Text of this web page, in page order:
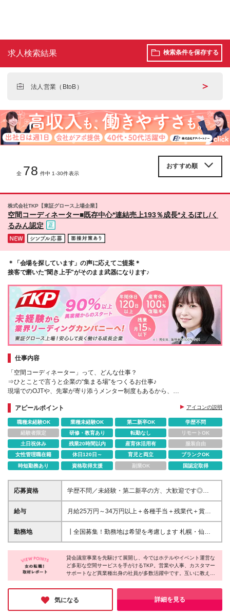
求人検索結果 検索条件を保存する
法人営業（BtoB） ＞
全 78 件中 1-30件表示
株式会社TKP【東証グロース上場企業】
空間コーディネーター■既存中心*連結売上193％成長*えるぼし/く
るみん認定
＊「会場を探しています」の声に応えてご提案＊
接客で磨いた"聞き上手"がそのまま武器になります♪
仕事内容
「空間コーディネーター」って、どんな仕事？
⇒ひとことで言うと企業の“集まる場”をつくるお仕事♪
現場でのOJTや、先輩が寄り添うメンター制度もあるから、
アピールポイント
アイコンの説明
職種未経験OK 業種未経験OK 第二新卒OK
学歴不問
経験者限定
研修・教育あり 転勤なし
リモートOK
土日祝休み
残業20時間以内 産育休活用有
服装自由
女性管理職在籍
休日120日～ 育児と両立
ブランクOK
時短勤務あり
資格取得支援 副業OK 国認定取得
応募資格
学歴不問／未経験・第二新卒の方、大歓迎です◎
「営業ってなんだか難しそう…」と感じる方も、心配
いりません。 入社後は研修やOJTがあるので、知識ゼ
チェンジを応援】 外勤営業として活躍してきたが、
営業経験を活かしながら内勤営業として働き方をシフ
し、その分顧客への提案や関係構築に集中できます。
【先輩の転職理由をご紹介】 ○30歳／旅行代理店 6年
→スピード感ある環境で多くの顧客に価値提供をした
い方 ○26歳／住宅メーカー 個人営業 1年 →安定した
環境で、長期的なキャリアを築きたいため 【採用担
当より】 私たちが大切にしているのは、スキルより
も 「お客様に喜んでもらえたら嬉しい」という気持
給与
月給25万円～34万円以上＋各種手当＋残業代＋賞与
年2回 初年度想定年収：348万円～ ※経験・能力を考
慮のうえ優遇します。 ※上記にはエリア給（10,000
～）を含みます。 ※超過分は別途支給いたします。
勤務地
┃全国募集！勤務地は希望を考慮します 札幌・仙
台・東京・横浜・金沢・名古屋・大阪・京都・広島・
福岡 募集 ※上記のほか、全国に拠点あり ※キャリア
アップやキャリアシフトに伴う転勤も一部あります
が、基本想定していません。 ▼ TKPガーデンシティ
札幌駅前 ▼ TKPガーデンシティPREMIUM仙台西口
▼ TKP市ヶ谷カンファレンスセンター ▼ TKPガーデ
ンシティPREMIUM横浜西口 ▼ TKPガーデンシティ
PREMIUM金沢駅西口 ▼ TKP名鉄名古屋駅カンファレ
貸会議室事業を先駆けて展開し、今ではホテルやイベント運営な
ど多彩な空間サービスを手がけるTKP。営業や人事、カスタマー
サポートなど異業種出身の社員が多数活躍中です。互いに教え合
う風土があり、未経験でも安心のサポート体制。年間休日120日
以上・残業も少なめで、希望休や連続休暇も取りやすいそう。産
育休の取得・復職率はともに100％。ライフステージが変わって
も、長く安心してキャリアを築ける環境です。
気になる 詳細を見る